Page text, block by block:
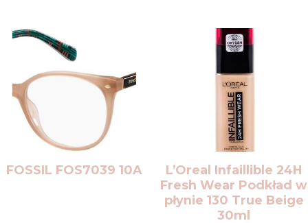
FOSSIL FOS7039 10A
L’Oreal Infaillible 24H
Fresh Wear Podkład w
płynie 130 True Beige
30ml